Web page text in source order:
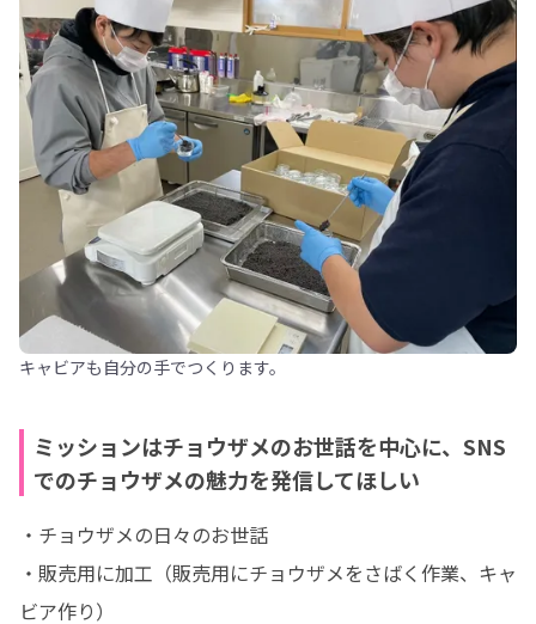
キャビアも自分の手でつくります。
ミッションはチョウザメのお世話を中心に、SNS
でのチョウザメの魅力を発信してほしい
・チョウザメの日々のお世話
・販売用に加工（販売用にチョウザメをさばく作業、キャ
ビア作り）